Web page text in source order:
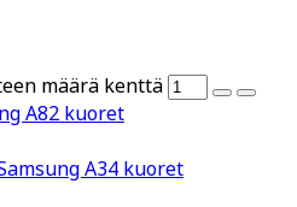
määrä kenttä
A82 kuoret